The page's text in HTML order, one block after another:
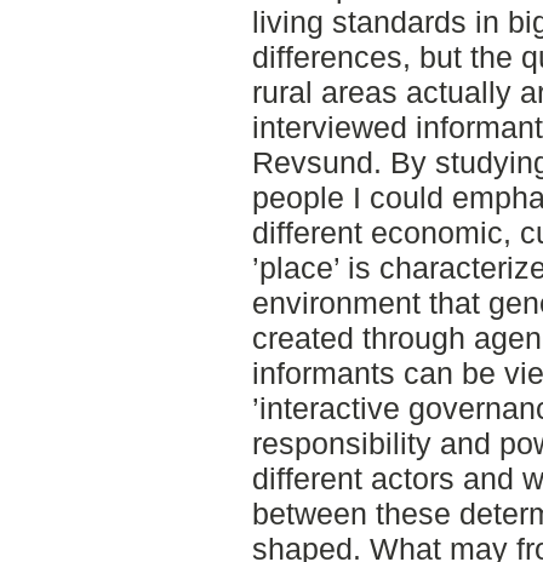
living standards in
differences, but the
rural areas actually
interviewed
Revsund. By
people I could
different economic,
’place’ is
environment that
created through
informants can be
’interactive
responsibility and
different actors and
between these
shaped. What may